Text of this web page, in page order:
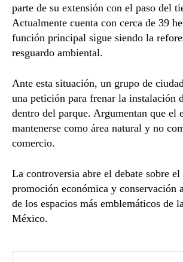
parte de su extensión con el paso del
Actualmente cuenta con cerca de 39
función principal sigue siendo la
resguardo ambiental.
Ante esta situación, un grupo de
una petición para frenar la instalación
dentro del parque. Argumentan que el
mantenerse como área natural y no
comercio.
La controversia abre el debate sobre
promoción económica y conservación
de los espacios más emblemáticos de
México.